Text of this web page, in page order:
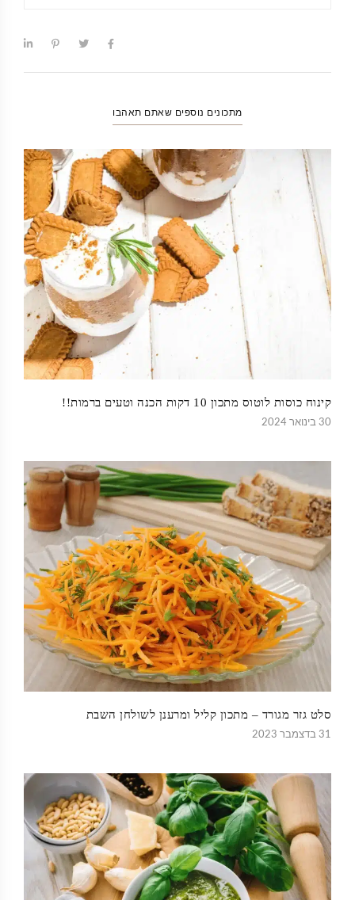
מתכונים נוספים שאתם תאהבו
קינוח כוסות לוטוס מתכון 10 דקות הכנה וטעים ברמות!!
30 בינואר 2024
סלט גזר מגורד – מתכון קליל ומרענן לשולחן השבת
31 בדצמבר 2023